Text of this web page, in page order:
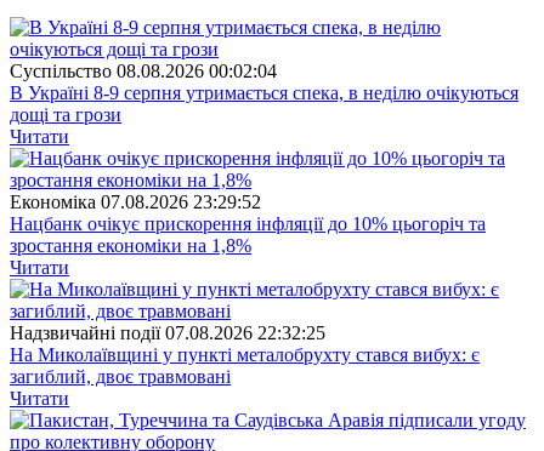
Суспiльство 08.08.2026 00:02:04
В Україні 8-9 серпня утримається спека, в неділю очікуються
дощі та грози
Читати
Економіка 07.08.2026 23:29:52
Нацбанк очікує прискорення інфляції до 10% цьогоріч та
зростання економіки на 1,8%
Читати
Надзвичайні події 07.08.2026 22:32:25
На Миколаївщині у пункті металобрухту стався вибух: є
загиблий, двоє травмовані
Читати